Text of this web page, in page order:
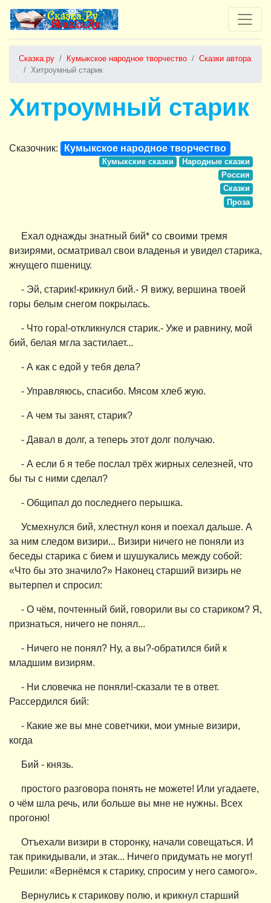
Сказка.ру Кумыкское народное творчество
Сказки автора
Хитроумный старик
Хитроумный старик
Сказочник: Кумыкское народное творчество
Кумыкские сказки
Народные сказки
Россия
Сказки
Проза
Ехал однажды знатный бий* со своими тремя
визирями, осматривал свои владенья и увидел старика,
жнущего пшеницу.
- Эй, старик!-крикнул бий.- Я вижу, вершина твоей
горы белым снегом покрылась.
- Что гора!-откликнулся старик.- Уже и равнину, мой
бий, белая мгла застилает...
- А как с едой у тебя дела?
- Управляюсь, спасибо. Мясом хлеб жую.
- А чем ты занят, старик?
- Давал в долг, а теперь этот долг получаю.
- А если б я тебе послал трёх жирных селезней, что
бы ты с ними сделал?
- Общипал до последнего перышка.
Усмехнулся бий, хлестнул коня и поехал дальше. А
за ним следом визири... Визири ничего не поняли из
беседы старика с бием и шушукались между собой:
«Что бы это значило?» Наконец старший визирь не
вытерпел и спросил:
- О чём, почтенный бий, говорили вы со стариком? Я,
признаться, ничего не понял...
- Ничего не понял? Ну, а вы?-обратился бий к
младшим визирям.
- Ни словечка не поняли!-сказали те в ответ.
Рассердился бий:
- Какие же вы мне советчики, мои умные визири,
когда
Бий - князь.
простого разговора понять не можете! Или угадаете,
о чём шла речь, или больше вы мне не нужны. Всех
прогоню!
Отъехали визири в сторонку, начали совещаться. И
так прикидывали, и этак... Ничего придумать не могут!
Решили: «Вернёмся к старику, спросим у него самого».
Вернулись к старикову полю, и крикнул старший